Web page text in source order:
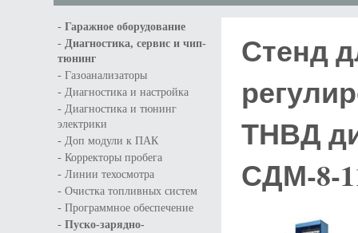
- Гаражное оборудование
- Диагностика, сервис и чип-
тюнинг
- Газоанализаторы
- Диагностика и настройка
- Диагностика и тюнинг
электрики
- Доп модули к ПАК
- Корректоры пробега
- Линии техосмотра
- Очистка топливных систем
- Программное обеспечение
- Пуско-зарядно-
Стенд
ТНВД
СДМ-8-